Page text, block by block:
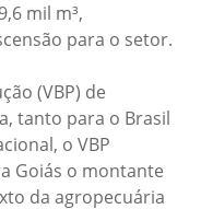
mil m³,
para o setor.
(VBP) de
tanto para o Brasil
o VBP
Goiás o montante
da agropecuária